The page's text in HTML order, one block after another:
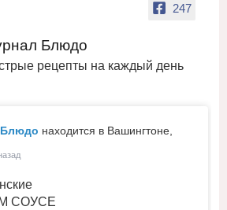
247
Блюдо
рецепты на каждый день
находится в Вашингтоне,
СОУСЕ